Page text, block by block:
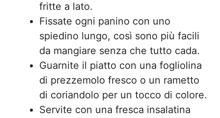
fritte a lato.
Fissate ogni panino con uno
spiedino lungo, così sono più facili
da mangiare senza che tutto cada.
Guarnite il piatto con una fogliolina
di prezzemolo fresco o un rametto
di coriandolo per un tocco di colore.
Servite con una fresca insalatina